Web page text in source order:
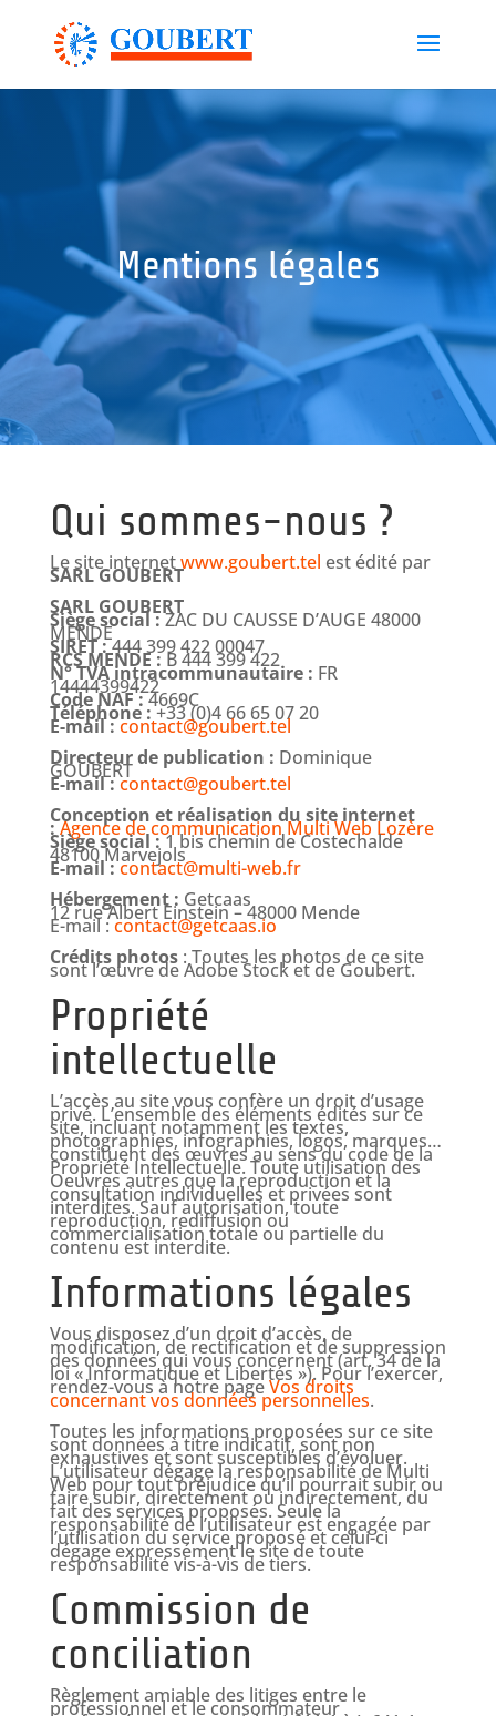
Mentions légales
Qui sommes-nous ?
Le site internetwww.goubert.tel est édité par
SARL GOUBERT
SARL GOUBERT
Siège social :ZAC DU CAUSSE D’AUGE 48000
MENDE
SIRET :444 399 422 00047
RCS MENDE :B 444 399 422
N° TVA intracommunautaire : FR
14444399422
Code NAF :4669C
Téléphone :+33 (0)4 66 65 07 20
E-mail :contact@goubert.tel
Directeur de publication : Dominique
GOUBERT
E-mail :contact@goubert.tel
Conception et réalisation du site internet
:Agence de communication Multi Web Lozère
Siège social :1 bis chemin de Costechalde
48100 Marvejols
E-mail : contact@multi-web.fr
Hébergement : Getcaas
12 rue Albert Einstein – 48000 Mende
E-mail :contact@getcaas.io
Crédits photos: Toutes les photos de ce site
sont l’œuvre de Adobe Stock et de Goubert.
Propriété
intellectuelle
L’accès au site vous confère un droit d’usage
privé. L’ensemble des éléments édités sur ce
site, incluant notamment les textes,
photographies, infographies, logos, marques…
constituent des œuvres au sens du code de la
Propriété Intellectuelle. Toute utilisation des
Oeuvres autres que la reproduction et la
consultation individuelles et privées sont
interdites. Sauf autorisation, toute
reproduction, rediffusion ou
commercialisation totale ou partielle du
contenu est interdite.
Informations légales
Vous disposez d’un droit d’accès, de
modification, de rectification et de suppression
des données qui vous concernent (art. 34 de la
loi « Informatique et Libertés »). Pour l’exercer,
rendez-vous à notre pageVos droits
concernant vos données personnelles.
Toutes les informations proposées sur ce site
sont données à titre indicatif, sont non
exhaustives et sont susceptibles d’évoluer.
L’utilisateur dégage la responsabilité de Multi
Web pour tout préjudice qu’il pourrait subir ou
faire subir, directement ou indirectement, du
fait des services proposés. Seule la
responsabilité de l’utilisateur est engagée par
l’utilisation du service proposé et celui-ci
dégage expressément le site de toute
responsabilité vis-à-vis de tiers.
Commission de
conciliation
Règlement amiable des litiges entre le
professionnel et le consommateur